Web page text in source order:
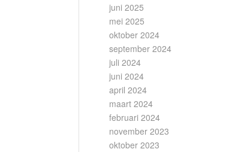
juni 2025
mei 2025
oktober 2024
september 2024
juli 2024
juni 2024
april 2024
maart 2024
februari 2024
november 2023
oktober 2023